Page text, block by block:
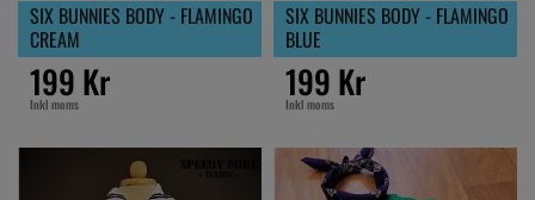
SIX BUNNIES BODY - FLAMINGO
CREAM
199 Kr
Inkl moms
SIX BUNNIES BODY - FLAMINGO
BLUE
199 Kr
Inkl moms